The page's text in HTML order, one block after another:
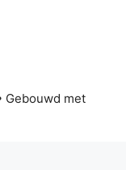
Gebouwd met